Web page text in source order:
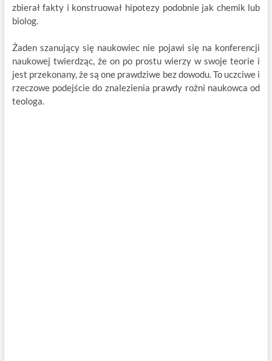
zbierał fakty i konstruował hipotezy podobnie jak chemik lub
biolog.
Żaden szanujący się naukowiec nie pojawi się na konferencji
naukowej twierdząc, że on po prostu wierzy w swoje teorie i
jest przekonany, że są one prawdziwe bez dowodu. To uczciwe i
rzeczowe podejście do znalezienia prawdy rożni naukowca od
teologa.